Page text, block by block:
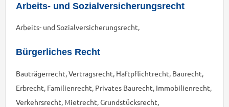
Arbeits- und Sozialversicherungsrecht
Arbeits- und Sozialversicherungsrecht,
Bürgerliches Recht
Bauträgerrecht, Vertragsrecht, Haftpflichtrecht, Baurecht,
Erbrecht, Familienrecht, Privates Baurecht, Immobilienrecht,
Verkehrsrecht, Mietrecht, Grundstücksrecht,